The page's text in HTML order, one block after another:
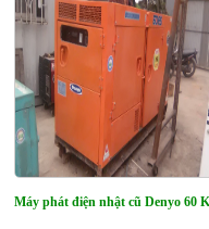
Máy phát điện nhật cũ Denyo 60